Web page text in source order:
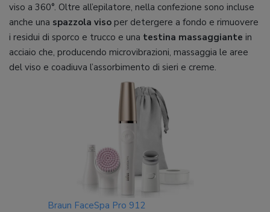
viso a 360°. Oltre all’epilatore, nella confezione sono incluse
anche una spazzola viso per detergere a fondo e rimuovere
i residui di sporco e trucco e una testina massaggiante in
acciaio che, producendo microvibrazioni, massaggia le aree
del viso e coadiuva l’assorbimento di sieri e creme.
Braun FaceSpa Pro 912